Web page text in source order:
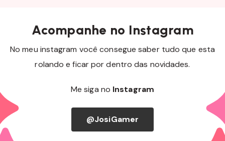
Acompanhe no Instagram
No meu instagram você consegue saber tudo que esta
rolando e ficar por dentro das novidades.
Me siga no Instagram
@JosiGamer